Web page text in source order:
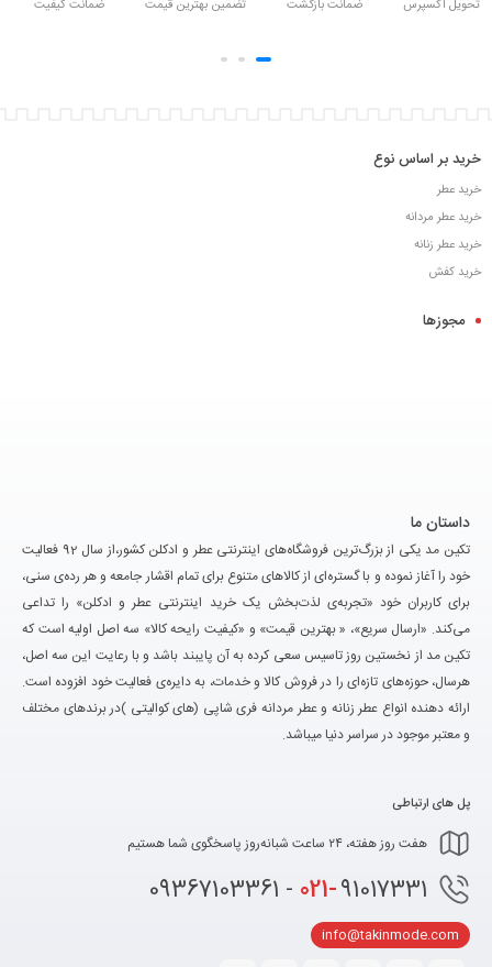
تحویل اکسپرس ضمانت بازگشت تضمین بهترین قیمت ضمانت کیفیت
خرید بر اساس نوع
خرید عطر
خرید عطر مردانه
خرید عطر زنانه
خرید کفش
مجوزها
داستان ما
تکین مد یکی از بزرگ‌ترین فروشگاه‌های اینترنتی عطر و ادکلن کشور،از سال 92 فعالیت
خود را آغاز نموده و با گستره‌ای از کالاهای متنوع برای تمام اقشار جامعه و هر رده‌ی سنی،
برای کاربران خود «تجربه‌ی لذت‌بخش یک خرید اینترنتی عطر و ادکلن» را تداعی
می‌کند. «ارسال سریع»، « بهترین قیمت» و «کیفیت رایحه کالا» سه اصل اولیه است که
تکین مد از نخستین روز تاسیس سعی کرده به آن پایبند باشد و با رعایت این سه اصل،
هرسال، حوزه‌های تازه‌ای را در فروش کالا و خدمات، به دایره‌ی فعالیت خود افزوده است.
ارائه دهنده انواع عطر زنانه و عطر مردانه فری شاپی (های کوالیتی )در برندهای مختلف
و معتبر موجود در سراسر دنیا میباشد.
پل های ارتباطی
هفت روز هفته، ۲۴ ساعت شبانه‌روز پاسخگوی شما هستیم
021-91017331 - 09367103361
info@takinmode.com